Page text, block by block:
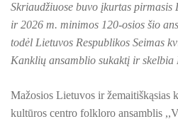
PROJEKTAS
PROJEKTAS
ES PROJEKTAS
Skriaudžiuose buvo įkurtas
ir 2026 m. minimos 120-osios šio
todėl Lietuvos Respublikos Seimas
Kanklių ansamblio sukaktį ir skelbia
Mažosios Lietuvos ir žemaitiškąsias
kultūros centro folkloro ansamblis